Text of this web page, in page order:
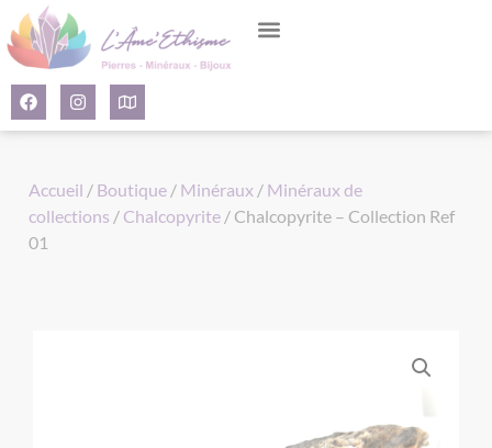
Accueil / Boutique / Minéraux / Minéraux de
collections / Chalcopyrite / Chalcopyrite – Collection Ref
01
Panneau de gestion des cookies